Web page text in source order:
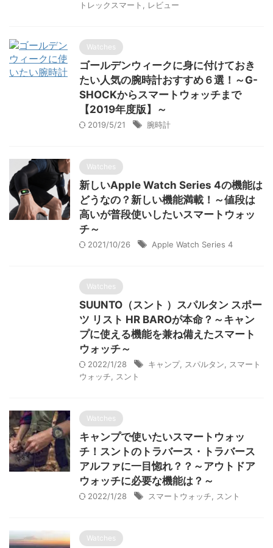
トレックスマート レビュー
Watches
ゴールデンウィークに身に付けておき
たい人気の腕時計おすすめ６選！～G-
SHOCKからスマートウォッチまで
【2019年度版】～
2019/5/21 腕時計
Watches
新しいApple Watch Series 4の機能は
どうなの？新しい機能満載！～値段は
高いが普段使いしたいスマートウォッ
チ～
2021/10/26 Apple Watch Series 4
Watches
SUUNTO（スント ）スパルタン スポー
ツ リスト HR BAROが本命？～キャン
プに使える機能を兼ね備えたスマート
ウォッチ～
2022/1/28 キャンプ, スパルタン
スマート
ウォッチ
スント
Watches
キャンプで使いたいスマートウォッ
チ！スントのトラバース・トラバース
アルファに一目惚れ？？～アウトドア
ウォッチに必要な機能は？～
2022/1/28 スマートウォッチ スント
Watches